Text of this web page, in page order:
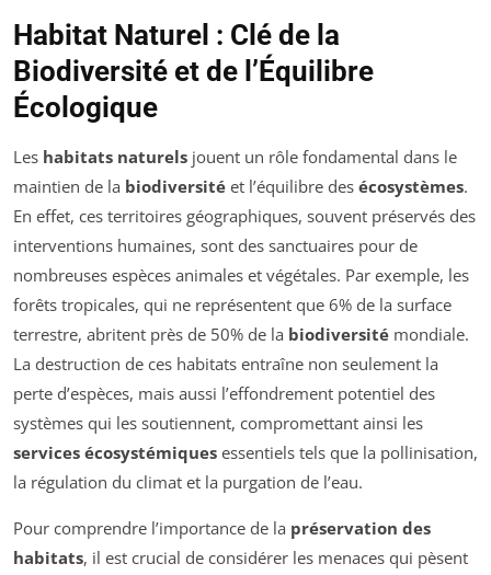
Habitat Naturel : Clé de la
Biodiversité et de l’Équilibre
Écologique
Les habitats naturels jouent un rôle fondamental dans le
maintien de la biodiversité et l’équilibre des écosystèmes.
En effet, ces territoires géographiques, souvent préservés des
interventions humaines, sont des sanctuaires pour de
nombreuses espèces animales et végétales. Par exemple, les
forêts tropicales, qui ne représentent que 6% de la surface
terrestre, abritent près de 50% de la biodiversité mondiale.
La destruction de ces habitats entraîne non seulement la
perte d’espèces, mais aussi l’effondrement potentiel des
systèmes qui les soutiennent, compromettant ainsi les
services écosystémiques essentiels tels que la pollinisation,
la régulation du climat et la purgation de l’eau.
Pour comprendre l’importance de la préservation des
habitats, il est crucial de considérer les menaces qui pèsent